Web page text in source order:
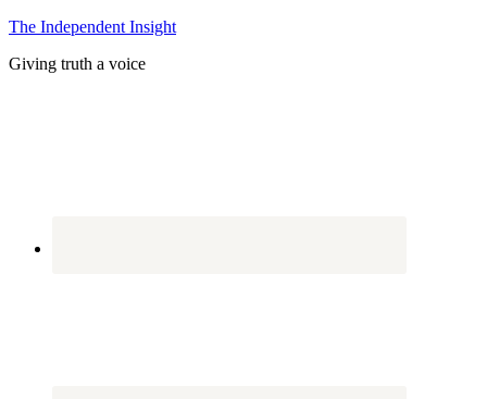
The Independent Insight
Giving truth a voice